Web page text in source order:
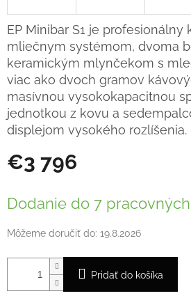
€3 796
cena:
Dodanie do 7
Môžeme doručiť do: 19.8.2026
Pridať do košíka
EP Minibar S1 je
mliečnym systémom, dvoma
keramickým mlynčekom s
viac ako dvoch gramov
masívnou vysokokapacitnou
jednotkou z kovu a
displejom vysokého rozlíšenia.